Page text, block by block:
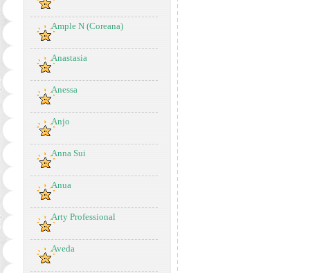
Ample N (Coreana)
Anastasia
Anessa
Anjo
Anna Sui
Anua
Arty Professional
Aveda